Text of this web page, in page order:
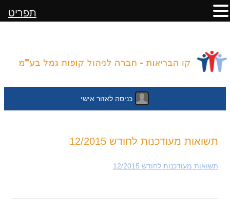
כניסה לאזור אישי
לתוכןתשואות מעודכנות לחודש 12/2015
תשואות מעודכנות לחודש 12/2015
תפריט